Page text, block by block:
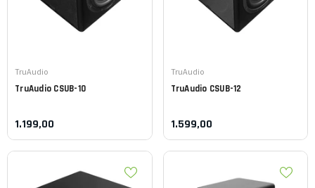
Leverancier:
TruAudio
TruAudio CSUB-10
1.199,00
Leverancier:
TruAudio
TruAudio CSUB-12
1.599,00